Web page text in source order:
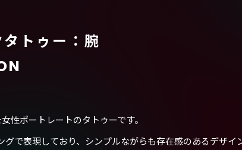
トゥー：腕
性ポートレートのタトゥーです。
で表現しており、シンプルながらも存在感のあるデザイ